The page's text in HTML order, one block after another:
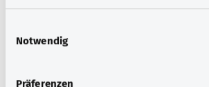
Notwendig
Präferenzen
Nummern für den Notfall
Erfahren Sie hier, welche Notrufe und